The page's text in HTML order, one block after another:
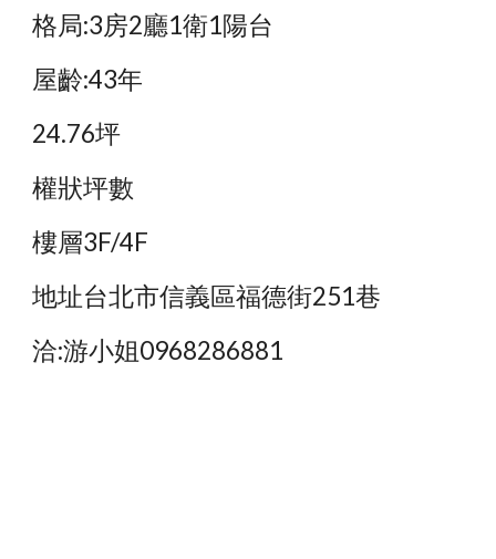
格局:3房2廳1衛1陽台
屋齡:43年
24.76坪
權狀坪數
樓層3F/4F
地址台北市信義區福德街251巷
洽:游小姐0968286881